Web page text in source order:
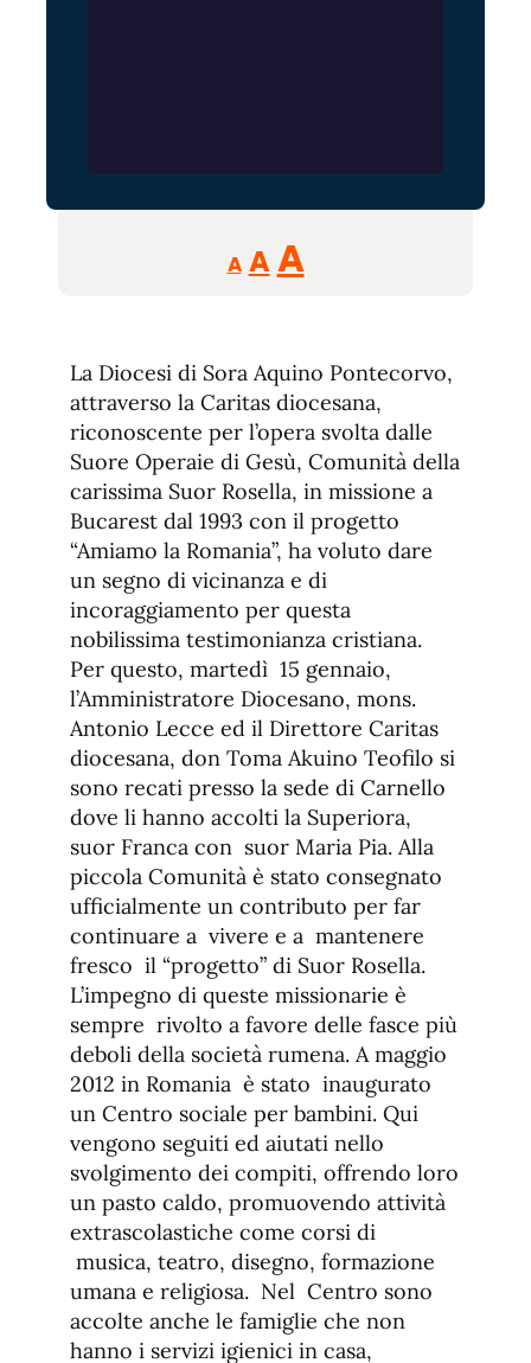
A
Reducir
tamaño
A Restablecer
fuente
AAumentar
de
fuente.
La Diocesi di Sora Aquino Pontecorvo,
attraverso la Caritas diocesana,
riconoscente per l’opera svolta dalle
Suore Operaie di Gesù, Comunità della
carissima Suor Rosella, in missione a
Bucarest dal 1993 con il progetto
“Amiamo la Romania”, ha voluto dare
un segno di vicinanza e di
incoraggiamento per questa
nobilissima testimonianza cristiana.
Per questo, martedì 15 gennaio,
l’Amministratore Diocesano, mons.
Antonio Lecce ed il Direttore Caritas
diocesana, don Toma Akuino Teofilo si
sono recati presso la sede di Carnello
dove li hanno accolti la Superiora,
suor Franca con suor Maria Pia. Alla
piccola Comunità è stato consegnato
ufficialmente un contributo per far
continuare a vivere e a mantenere
fresco il “progetto” di Suor Rosella.
L’impegno di queste missionarie è
sempre rivolto a favore delle fasce più
deboli della società rumena. A maggio
2012 in Romania è stato inaugurato
un Centro sociale per bambini. Qui
vengono seguiti ed aiutati nello
svolgimento dei compiti, offrendo loro
un pasto caldo, promuovendo attività
extrascolastiche come corsi di
musica, teatro, disegno, formazione
umana e religiosa. Nel Centro sono
accolte anche le famiglie che non
hanno i servizi igienici in casa,